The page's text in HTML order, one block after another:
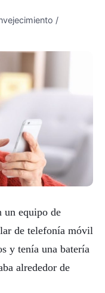
/
un equipo de
de telefonía móvil
y tenía una batería
alrededor de